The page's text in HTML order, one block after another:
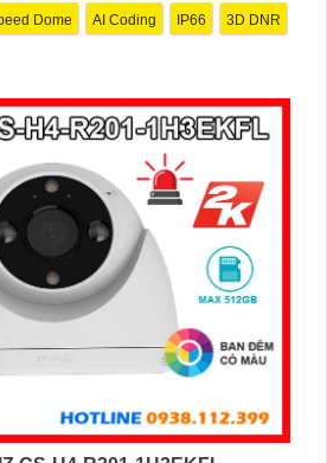
Dome AI Coding IP66 3D DNR